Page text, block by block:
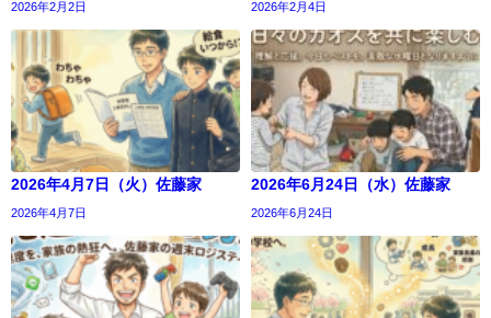
2026年2月2日 2026年2月4日
2026年4月7日（火）佐藤家
2026年4月7日
2026年6月24日（水）佐藤家
2026年6月24日